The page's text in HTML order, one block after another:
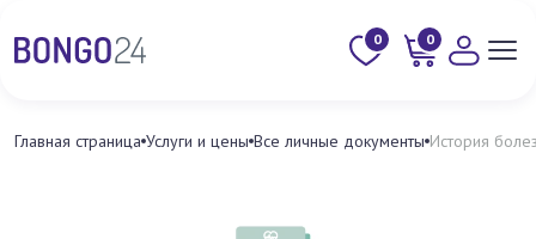
0 0
Главная страница Услуги и цены Все личные документы История